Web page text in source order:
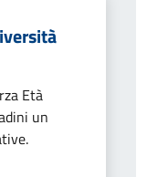
Età
un